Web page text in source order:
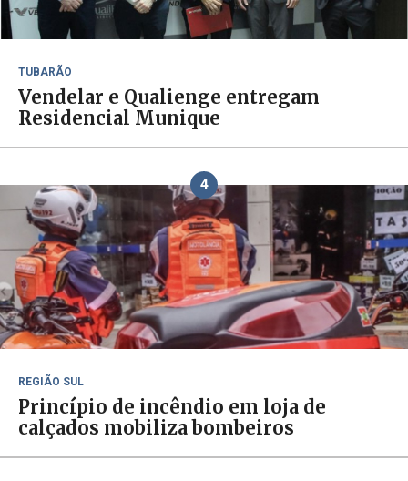
TUBARÃO
Vendelar e Qualienge entregam
Residencial Munique
4
REGIÃO SUL
Princípio de incêndio em loja de
calçados mobiliza bombeiros